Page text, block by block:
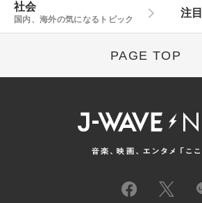
社会
国内、海外の気になるトピック
注
PAGE TOP